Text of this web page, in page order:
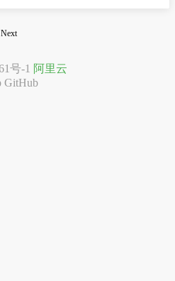
Next
号-1 阿里云
GitHub